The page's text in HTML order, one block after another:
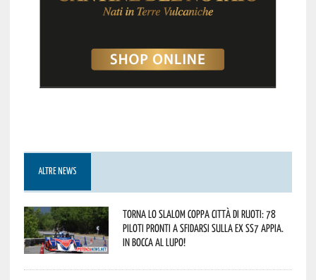
ALTRE NEWS
Torna lo Slalom Coppa Città di Ruoti: 78
piloti pronti a sfidarsi sulla ex SS7 Appia.
In bocca al lupo!